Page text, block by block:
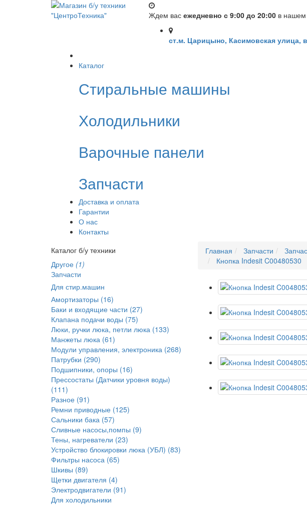
Ждем вас ежедневно с 9:00 до 20:00 в нашем
ст.м. Царицыно, Касимовская улица,
Каталог
Стиральные машины
Холодильники
Варочные панели
Запчасти
Доставка и оплата
Гарантии
О нас
Контакты
Каталог б/у техники
Другое (1)
Запчасти
Для стир.машин
Амортизаторы (16)
Баки и входящие части (27)
Клапана подачи воды (75)
Люки, ручки люка, петли люка (133)
Манжеты люка (61)
Модули управления, электроника (268)
Патрубки (290)
Подшипники, опоры (16)
Прессостаты (Датчики уровня воды)
(111)
Разное (91)
Ремни приводные (125)
Сальники бака (57)
Сливные насосы,помпы (9)
Тены, нагреватели (23)
Устройство блокировки люка (УБЛ) (83)
Фильтры насоса (65)
Шкивы (89)
Щетки двигателя (4)
Электродвигатели (91)
Для холодильники
Главная Запчасти
Кнопка Indesit C00480530